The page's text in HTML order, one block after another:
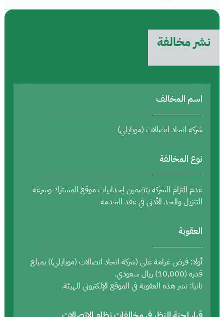
نشر مخالفة
اسم المخالف
شركة اتحاد اتصالات (موبايلي)
نوع المخالفة
عدم التزام الشركة بتضمين إحداثيات موقع المشترك وسرعة
التنزيل والحد الأدنى في عقد الخدمة
العقوبة
أولا: فرض غرامة على (شركة اتحاد اتصالات (موبايلي)) بمبلغ
قدره (10,000) ريال سعودي.
ثانيا: نشر هذه العقوبة في الموقع الإلكتروني للهيئة.